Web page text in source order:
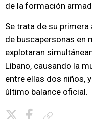
de la formación
Se trata de su
de buscapersonas en
explotaran
Líbano, causando la
entre ellas dos niños,
último balance oficial.